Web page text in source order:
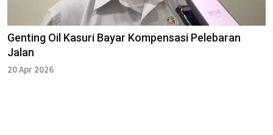
Genting Oil Kasuri Bayar Kompensasi Pelebaran
Jalan
20 Apr 2026